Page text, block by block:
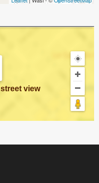
street view